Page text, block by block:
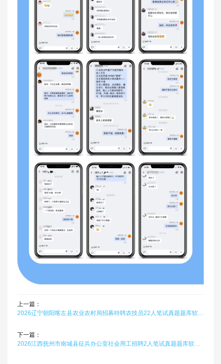
上一篇：
2026辽宁朝阳喀左县农业农村局招募特聘农技员22人笔试真题题库软件题引力
下一篇：
2026江西抚州市南城县征兵办公室社会用工招聘2人笔试真题题库软件题引力